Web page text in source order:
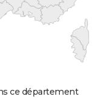
ce département